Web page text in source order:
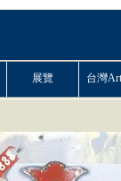
展覽 台灣